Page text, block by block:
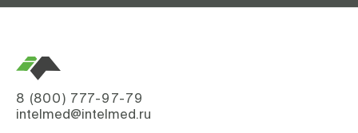
8 (800) 777-97-79
intelmed@intelmed.ru